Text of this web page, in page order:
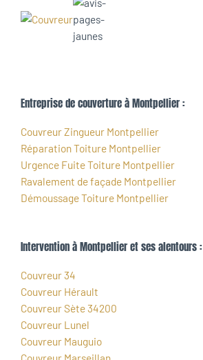
Entreprise de couverture à Montpellier :
Couvreur Zingueur Montpellier
Réparation Toiture Montpellier
Urgence Fuite Toiture Montpellier
Ravalement de façade Montpellier
Démoussage Toiture Montpellier
Intervention à Montpellier et ses alentours :
Couvreur 34
Couvreur Hérault
Couvreur Sète 34200
Couvreur Lunel
Couvreur Mauguio